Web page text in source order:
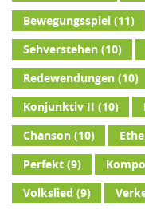
Bewegungsspiel(11)
Sehverstehen(10)
Redewendungen(10)
Konjunktiv II (10)
Chanson(10)
Perfekt(9)
Volkslied (9)